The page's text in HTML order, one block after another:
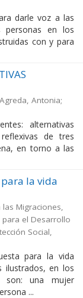
darle voz a las
personas en los
con y para
Agreda, Antonia;
alternativas
de tres
en torno a las
la vida
Migraciones,
para el Desarrollo
Social,
para la vida
ilustrados, en los
son: una mujer
...